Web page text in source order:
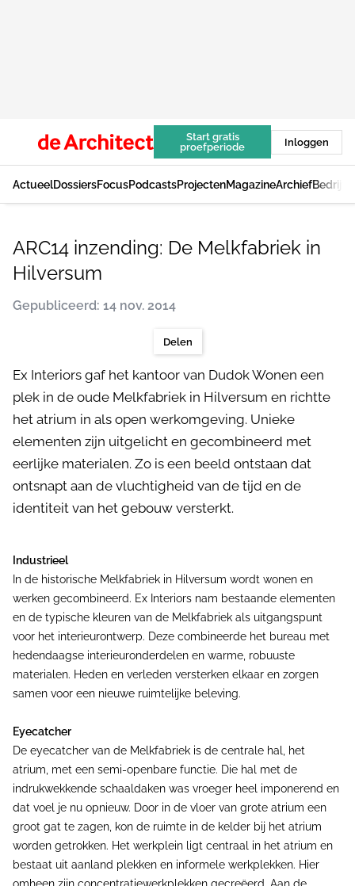
Start gratis
proefperiode
Inloggen
ActueelDossiersFocusPodcastsProjectenMagazineArchief
ARC14 inzending: De Melkfabriek in
Hilversum
Gepubliceerd: 14 nov. 2014
Delen
Ex Interiors gaf het kantoor van Dudok Wonen een
plek in de oude Melkfabriek in Hilversum en richtte
het atrium in als open werkomgeving. Unieke
elementen zijn uitgelicht en gecombineerd met
eerlijke materialen. Zo is een beeld ontstaan dat
ontsnapt aan de vluchtigheid van de tijd en de
identiteit van het gebouw versterkt.
Industrieel
In de historische Melkfabriek in Hilversum wordt wonen en
werken gecombineerd. Ex Interiors nam bestaande elementen
en de typische kleuren van de Melkfabriek als uitgangspunt
voor het interieurontwerp. Deze combineerde het bureau met
hedendaagse interieuronderdelen en warme, robuuste
materialen. Heden en verleden versterken elkaar en zorgen
samen voor een nieuwe ruimtelijke beleving.
Eyecatcher
De eyecatcher van de Melkfabriek is de centrale hal, het
atrium, met een semi-openbare functie. Die hal met de
indrukwekkende schaaldaken was vroeger heel imponerend en
dat voel je nu opnieuw. Door in de vloer van grote atrium een
groot gat te zagen, kon de ruimte in de kelder bij het atrium
worden getrokken. Het werkplein ligt centraal in het atrium en
bestaat uit aanland plekken en informele werkplekken. Hier